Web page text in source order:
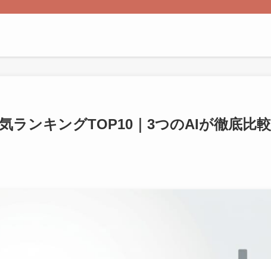
ランキングTOP10｜3つのAIが徹底比較